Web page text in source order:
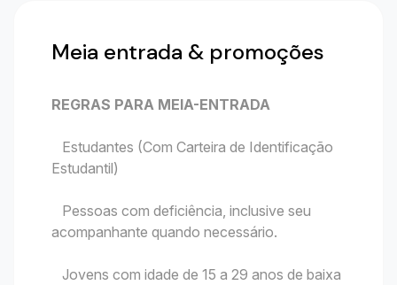
Meia entrada & promoções
REGRAS PARA MEIA-ENTRADA
Estudantes (Com Carteira de Identificação
Estudantil)
Pessoas com deficiência, inclusive seu
acompanhante quando necessário.
Jovens com idade de 15 a 29 anos de baixa